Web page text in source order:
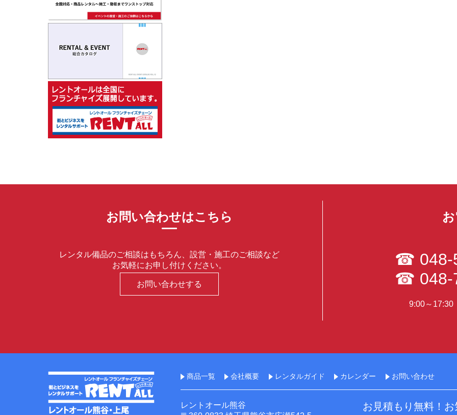
お問い合わせはこちら
レンタル備品のご相談はもちろん、設営・施工のご相談など
お気軽にお申し付けください。
お問い合わせする
☎
☎
9:00～17:30
商品一覧 会社概要 レンタルガイド カレンダー お問い合わせ
レントオール熊谷
お見積もり無料！